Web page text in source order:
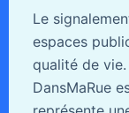
Le
espaces
qualité de vie.
DansMaRue